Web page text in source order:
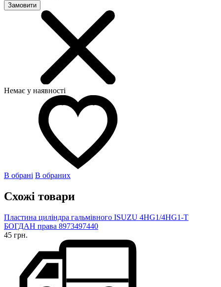
Замовити
Немає у наявності
В обрані В обраних
Схожі товари
Пластина циліндра гальмівного ISUZU 4HG1/4HG1-T
БОГДАН права 8973497440
45 грн.